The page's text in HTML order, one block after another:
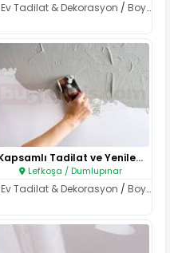
Ev Tadilat & Dekorasyon /Boya & Badana
Kapsamlı Tadilat ve Yenileme H..
Lefkoşa / Dumlupınar
Ev Tadilat & Dekorasyon /Boya & Badana